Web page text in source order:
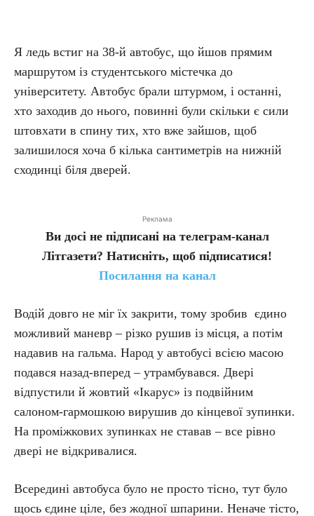
Я ледь встиг на 38-й автобус, що йшов прямим
маршрутом із студентського містечка до
університету. Автобус брали штурмом, і останні,
хто заходив до нього, повинні були скільки є сили
штовхати в спину тих, хто вже зайшов, щоб
залишилося хоча б кілька сантиметрів на нижній
сходинці біля дверей.
Реклама
Ви досі не підписані на телеграм-канал
Літгазети? Натисніть, щоб підписатися!
Посилання на канал
Водій довго не міг їх закрити, тому зробив єдино
можливий маневр – різко рушив із місця, а потім
надавив на гальма. Народ у автобусі всією масою
подався назад-вперед – утрамбувався. Двері
відпустили й жовтий «Ікарус» із подвійним
салоном-гармошкою вирушив до кінцевої зупинки.
На проміжкових зупинках не ставав – все рівно
двері не відкривалися.
Всередині автобуса було не просто тісно, тут було
щось єдине ціле, без жодної шпарини. Неначе тісто,